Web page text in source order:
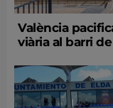
València
viària al barri